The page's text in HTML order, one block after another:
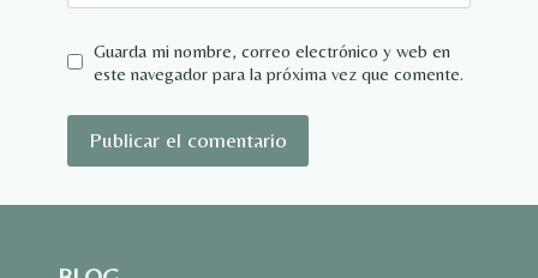
Guarda mi nombre, correo electrónico y web en
este navegador para la próxima vez que comente.